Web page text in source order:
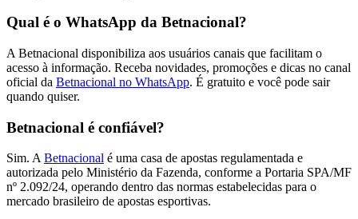
Qual é o WhatsApp da Betnacional?
A Betnacional disponibiliza aos usuários canais que facilitam o
acesso à informação. Receba novidades, promoções e dicas no canal
oficial da Betnacional no WhatsApp. É gratuito e você pode sair
quando quiser.
Betnacional é confiável?
Sim. A Betnacional é uma casa de apostas regulamentada e
autorizada pelo Ministério da Fazenda, conforme a Portaria SPA/MF
nº 2.092/24, operando dentro das normas estabelecidas para o
mercado brasileiro de apostas esportivas.